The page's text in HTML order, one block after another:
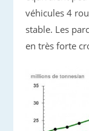
véhicules 4
stable. Les
en très forte